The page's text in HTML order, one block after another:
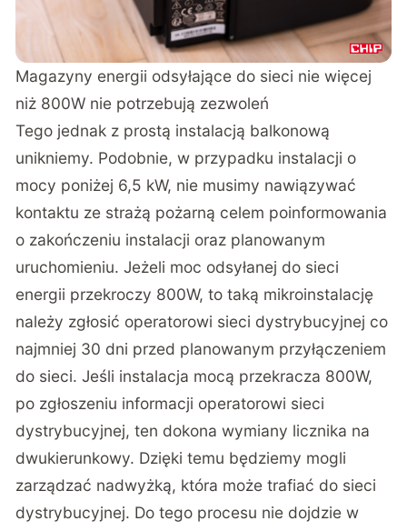
Magazyny energii odsyłające do sieci nie więcej
niż 800W nie potrzebują zezwoleń
Tego jednak z prostą instalacją balkonową
unikniemy. Podobnie, w przypadku instalacji o
mocy poniżej 6,5 kW, nie musimy nawiązywać
kontaktu ze strażą pożarną celem poinformowania
o zakończeniu instalacji oraz planowanym
uruchomieniu. Jeżeli moc odsyłanej do sieci
energii przekroczy 800W, to taką mikroinstalację
należy zgłosić operatorowi sieci dystrybucyjnej co
najmniej 30 dni przed planowanym przyłączeniem
do sieci. Jeśli instalacja mocą przekracza 800W,
po zgłoszeniu informacji operatorowi sieci
dystrybucyjnej, ten dokona wymiany licznika na
dwukierunkowy. Dzięki temu będziemy mogli
zarządzać nadwyżką, która może trafiać do sieci
dystrybucyjnej. Do tego procesu nie dojdzie w